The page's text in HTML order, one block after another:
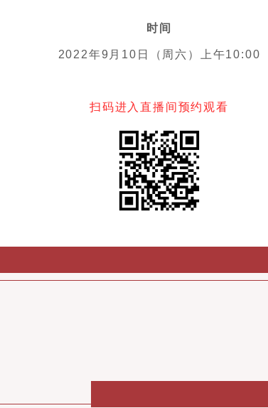
时间
2022年9月10日（周六）上午10:00
扫码进入直播间预约观看